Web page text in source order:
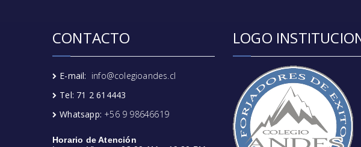
CONTACTO
E-mail: info@colegioandes.cl
Tel: 71 2 614443
Whatsapp: +56 9 98646619
Horario de Atención
LOGO